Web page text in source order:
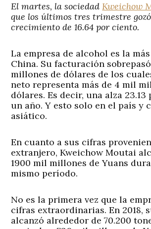
El martes, la sociedadKweichow
que los últimos tres trimestre
crecimiento de 16.64 por ciento.
La empresa de alcohol es la
China. Su facturación
millones de dólares de los
neto representa más de 4 mil
dólares. Es decir, una alza
un año. Y esto solo en el país y
asiático.
En cuanto a sus cifras
extranjero, Kweichow Moutai
1900 mil millones de Yuans
mismo período.
No es la primera vez que la
cifras extraordinarias. En 2018,
alcanzó alrededor de 70.200